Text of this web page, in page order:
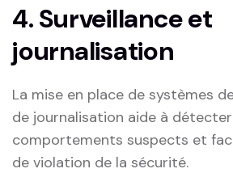
4. Surveillance‌ et
journalisation
La mise en place de systèmes
de journalisation aide à
comportements suspects et
de violation de la sécurité.